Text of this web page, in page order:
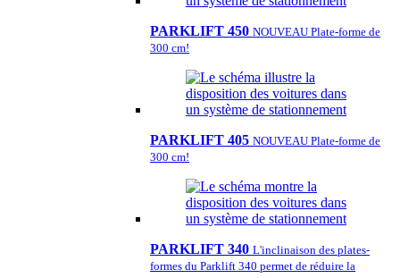
PARKLIFT 450 NOUVEAU Plate-forme de
300 cm!
PARKLIFT 405 NOUVEAU Plate-forme de
300 cm!
PARKLIFT 340 L'inclinaison des plates-
formes du Parklift 340 permet de réduire la